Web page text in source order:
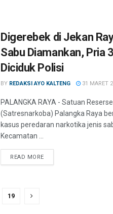
Digerebek di Jekan
Sabu Diamankan, Pria
Diciduk Polisi
BY REDAKSI AYO KALTENG 31 MARET
PALANGKA RAYA - Satuan
(Satresnarkoba) Palangka Raya
kasus peredaran narkotika jenis
Kecamatan ...
READ MORE
19